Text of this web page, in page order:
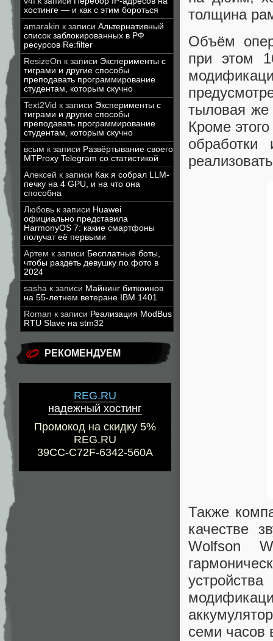
хостинге — и как с этим бороться
amarakin к записи Альтернативный
список заблокированных в РФ
ресурсов Re:filter
ResizeOn к записи Эксперименты с
тиграми и другие способы
преподавать программирование
студентам, которым скучно
Text2Vid к записи Эксперименты с
тиграми и другие способы
преподавать программирование
студентам, которым скучно
всым к записи Развёртывание своего
MTProxy Telegram со статистикой
Алексей к записи Как я собрал LLM-
печку на 4 GPU, и на что она
способна
Любовь к записи Huawei
официально представила
HarmonyOS 7: какие смартфоны
получат её первыми
Артем к записи Бесплатные боты,
чтобы раздеть девушку по фото в
2024
sasha к записи Майнинг биткоинов
на 55-летнем ветеране IBM 1401
Roman к записи Реализация ModBus
RTU Slave на stm32
РЕКОМЕНДУЕМ
REG.RU
надежный хостинг
Промокод на скидку 5%
REG.RU
39CC-C72F-6342-560A
толщина
Объём
при этом
тыловая
Кроме
Также
качестве
Wolfson
семи часов